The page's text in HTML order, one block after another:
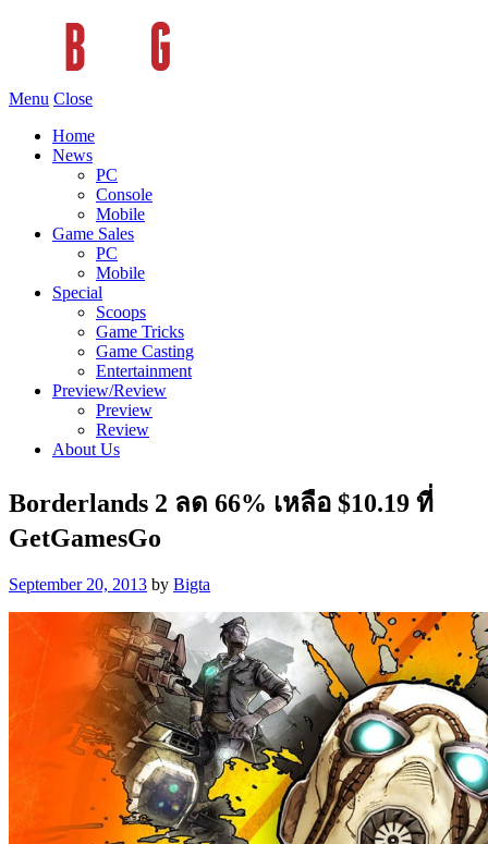
Menu Close
Home
News
PC
Console
Mobile
Game Sales
PC
Mobile
Special
Scoops
Game Tricks
Game Casting
Entertainment
Preview/Review
Preview
Review
About Us
Borderlands 2 ลด 66% เหลือ $10.19 ที่
GetGamesGo
September 20, 2013 by Bigta